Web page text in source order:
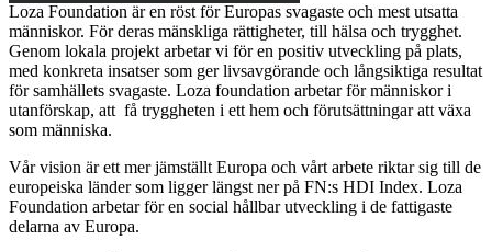
Loza Foundation är en röst för Europas svagaste och mest utsatta
människor. För deras mänskliga rättigheter, till hälsa och trygghet.
Genom lokala projekt arbetar vi för en positiv utveckling på plats,
med konkreta insatser som ger livsavgörande och långsiktiga resultat
för samhällets svagaste. Loza foundation arbetar för människor i
utanförskap, att få tryggheten i ett hem och förutsättningar att växa
som människa.
Vår vision är ett mer jämställt Europa och vårt arbete riktar sig till de
europeiska länder som ligger längst ner på FN:s HDI Index. Loza
Foundation arbetar för en social hållbar utveckling i de fattigaste
delarna av Europa.